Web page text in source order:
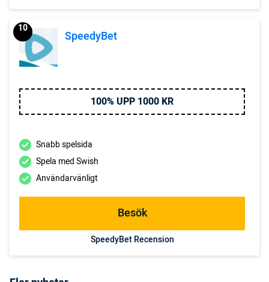
SpeedyBet
10
100% UPP 1000 KR
Snabb spelsida
Spela med Swish
Användarvänligt
Besök
SpeedyBet Recension